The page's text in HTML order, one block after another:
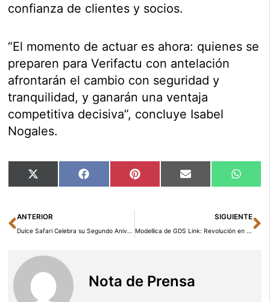
confianza de clientes y socios.
“El momento de actuar es ahora: quienes se
preparen para Verifactu con antelación
afrontarán el cambio con seguridad y
tranquilidad, y ganarán una ventaja
competitiva decisiva”, concluye Isabel
Nogales.
Compartir
en
X
(Twitter)
Compartir
en
Facebook Compartir
en
Pinterest Compartir
en
Email
en
Ant
ANTERIOR
Dulce Safari Celebra su Segundo Aniversario con Nueva Tienda en Madrid
SIGUIENTE
Modellica de GDS Link: Revolución en las Finanzas con el Netflix del Crédito
Nota de Prensa